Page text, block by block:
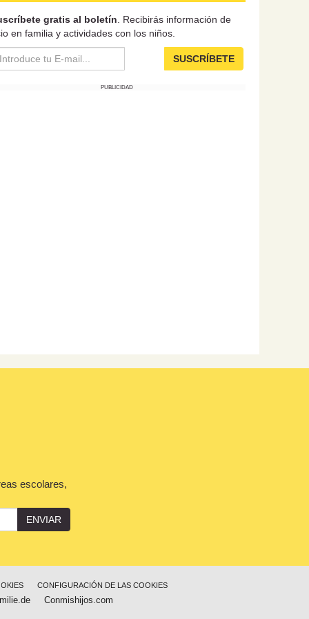
gratis al boletín . Recibirás información de
en familia y actividades con los niños.
SUSCRÍBETE
PUBLICIDAD
escolares,
ENVIAR
CONFIGURACIÓN DE LAS COOKIES
Conmishijos.com